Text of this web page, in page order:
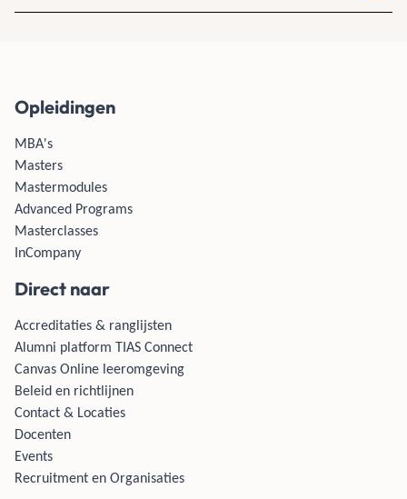
Opleidingen
MBA's
Masters
Mastermodules
Advanced Programs
Masterclasses
InCompany
Direct naar
Accreditaties & ranglijsten
Alumni platform TIAS Connect
Canvas Online leeromgeving
Beleid en richtlijnen
Contact & Locaties
Docenten
Events
Recruitment en Organisaties